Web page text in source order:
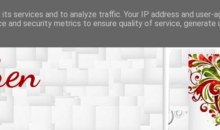
services and to analyze traffic. Your IP address and user-
and security metrics to ensure quality of service, generate